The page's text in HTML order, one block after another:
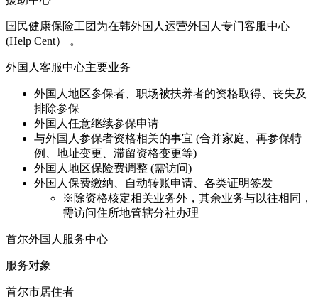
国民健康保险工团为在韩外国人运营外国人专门客服中心
(Help Cent） 。
外国人客服中心主要业务
外国人地区参保者、职场被扶养者的资格取得、丧失及
排除参保
外国人任意继续参保申请
与外国人参保者资格相关的事宜 (合并家庭、再参保特
例、地址变更、滞留资格变更等)
外国人地区保险费调整 (需访问)
外国人保费缴纳、自动转账申请、各类证明签发
※ 除资格核定相关业务外，其余业务与以往相同，
需访问住所地管辖分社办理
首尔外国人服务中心
服务对象
首尔市居住者